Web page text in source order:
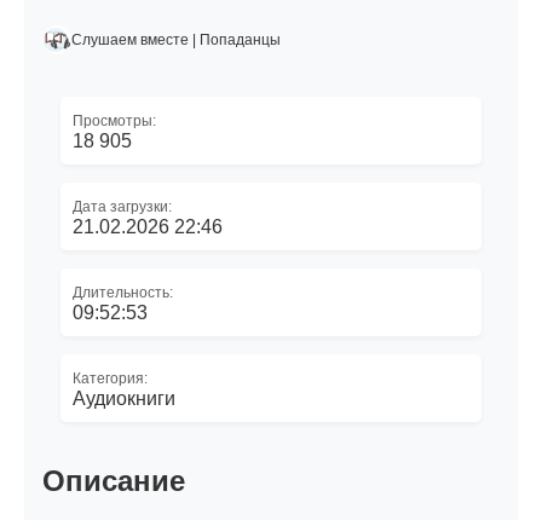
Слушаем вместе | Попаданцы
Просмотры:
18 905
Дата загрузки:
21.02.2026 22:46
Длительность:
09:52:53
Категория:
Аудиокниги
Описание